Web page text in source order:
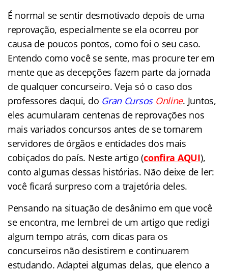
É normal se sentir desmotivado depois de uma
reprovação, especialmente se ela ocorreu por
causa de poucos pontos, como foi o seu caso.
Entendo como você se sente, mas procure ter em
mente que as decepções fazem parte da jornada
de qualquer concurseiro. Veja só o caso dos
professores daqui, do Gran Cursos Online. Juntos,
eles acumularam centenas de reprovações nos
mais variados concursos antes de se tornarem
servidores de órgãos e entidades dos mais
cobiçados do país. Neste artigo (confira AQUI),
conto algumas dessas histórias. Não deixe de ler:
você ficará surpreso com a trajetória deles.
Pensando na situação de desânimo em que você
se encontra, me lembrei de um artigo que redigi
algum tempo atrás, com dicas para os
concurseiros não desistirem e continuarem
estudando. Adaptei algumas delas, que elenco a